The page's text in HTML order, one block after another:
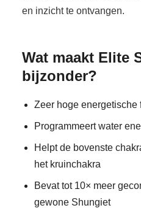
en inzicht te ontvangen.
Wat maakt Elite
bijzonder?
Zeer hoge energetische
Programmeert water
Helpt de bovenste
het kruinchakra
Bevat tot 10× meer
gewone Shungiet